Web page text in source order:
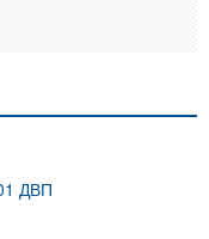
ДВП